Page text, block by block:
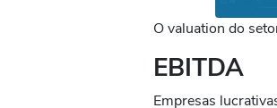
O valuation do
EBITDA
Empresas